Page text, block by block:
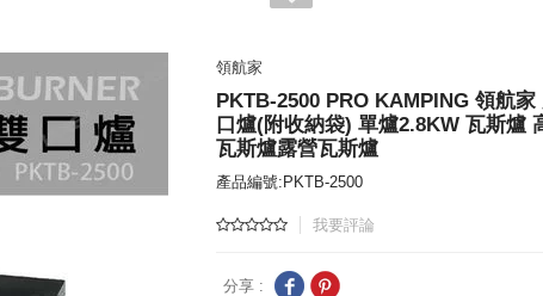
領航家
PKTB-2500 PRO KAMPING 領航家
口爐(附收納袋) 單爐2.8KW 瓦斯爐
瓦斯爐露營瓦斯爐
產品編號:PKTB-2500
我要評論
分享 :